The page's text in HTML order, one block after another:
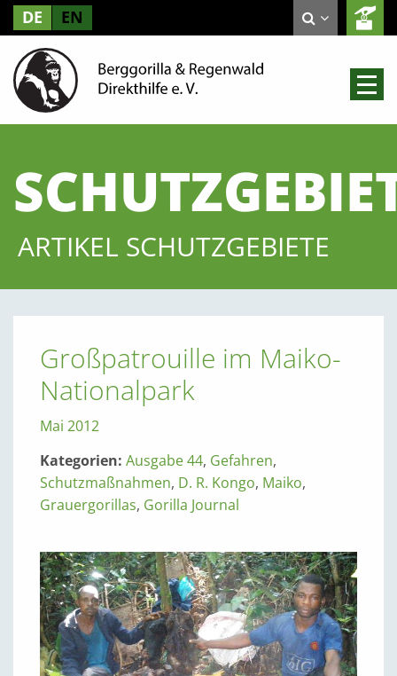
DE EN
ARTIKEL SCHUTZGEBIETE
Großpatrouille im Maiko-
Nationalpark
Mai 2012
Kategorien: Ausgabe 44, Gefahren,
Schutzmaßnahmen, D. R. Kongo, Maiko,
Grauergorillas, Gorilla Journal